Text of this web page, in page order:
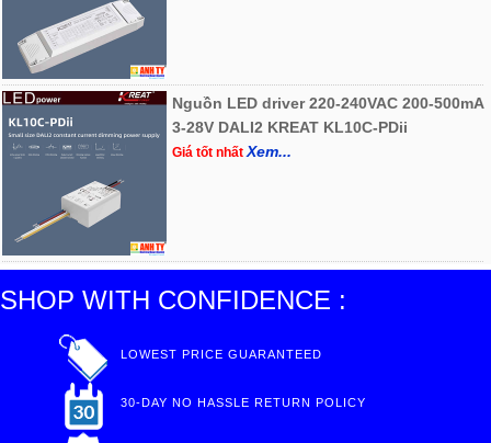
Nguồn LED driver 220-240VAC 200-500mA
3-28V DALI2 KREAT KL10C-PDii
Giá tốt nhấtXem...
SHOP WITH CONFIDENCE :
LOWEST PRICE GUARANTEED
30-DAY NO HASSLE RETURN POLICY